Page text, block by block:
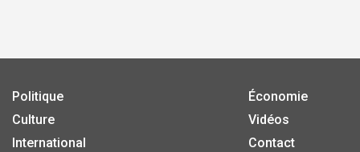
Politique
Culture
International
Économie
Vidéos
Contact